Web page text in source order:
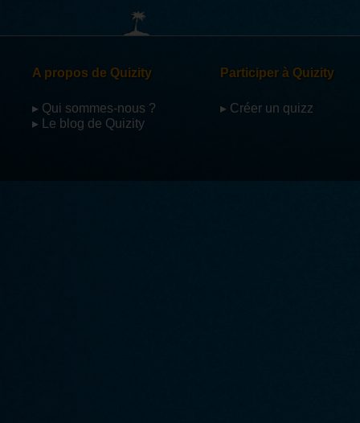
A propos de Quizity
▸ Qui sommes-nous ?
▸ Le blog de Quizity
Participer à Quizity
▸ Créer un quizz